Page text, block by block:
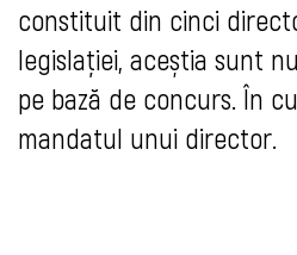
constituit din cinci
legislației, aceștia sunt
pe bază de concurs. În
mandatul unui director.